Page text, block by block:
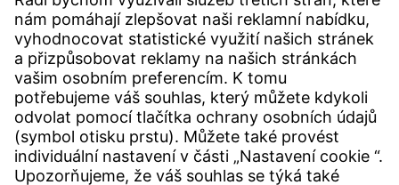
KONTAKTY
Pobočka
Kontakty